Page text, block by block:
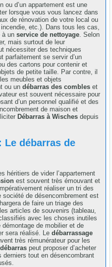
ou d’un appartement est une
lorsque vous vous lancez dans
de rénovation de votre local ou
etc.). Dans tous les cas,
à unservice de nettoyage . Selon
mais surtout de leur
nécessiter des techniques
parfaitement se servir d’un
des cartons pour contenir et
de petite taille. Par contre, il
meubles et objets
ou undébarras des combles et
est souvent nécessaire pour
d’un personnel qualifié et des
de maison et
Débarras à Wischesdepuis
Le débarras de
héritiers de vider l’appartement
est souvent très émouvant et
réaliser un tri des
de désencombrement est
de faire un triage des
articles de souvenirs (tableau,
avec les choses inutiles
de mobilier et de
sera réalisé. Ledébarrassage
très rémunérateur pour les
peut proposer d’acheter
tout en désencombrant